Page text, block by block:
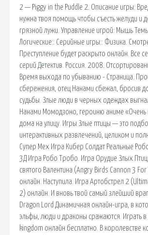
2 — Piggy in the Puddle 2. Описание игры:
нужна твоя помощь чтобы съесть желуди и
грязной лужи. Управление игрой: Мышь
Логические:: Серийные игры:: Физика.
Преступление будет раскрыто онлайн. Все
серий Детектив. Россия. 2008.
Время выхода по убыванию - Страница.
сбережения, отец Нанами сбежал, бросив
судьбы. Злые люди в черных одеждах
Нанами Момодзоно, героиню аниме «Очень
дома на улицу. Игры Злые птицы — это
интерактивных развлечений, целиком и
Супер Мех Игра Кибер Солдат Реальные
3Д Игра Робо Тробо. Игра Орудие Злых
святого Валентина (Angry Birds Cannon 3
онлайн. Наступила. Игра Артобстрел 2
2) онлайн. И вновь твой самый злейший враг
Dragon Lord Динамичная онлайн-игра, в
эльфы, люди и драконы сражаются. Играть в
kingdom онлайн бесплатно. В королевстве